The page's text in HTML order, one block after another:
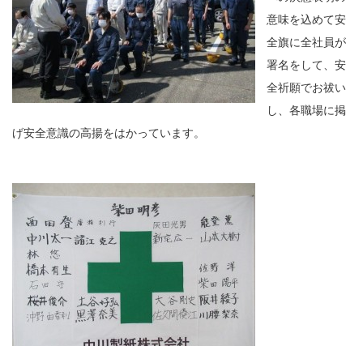
意味を込めて安
全旗に全社員が
署名をして、安
全祈願でお祓い
し、各職場に掲
げ安全意識の高揚をはかっています。